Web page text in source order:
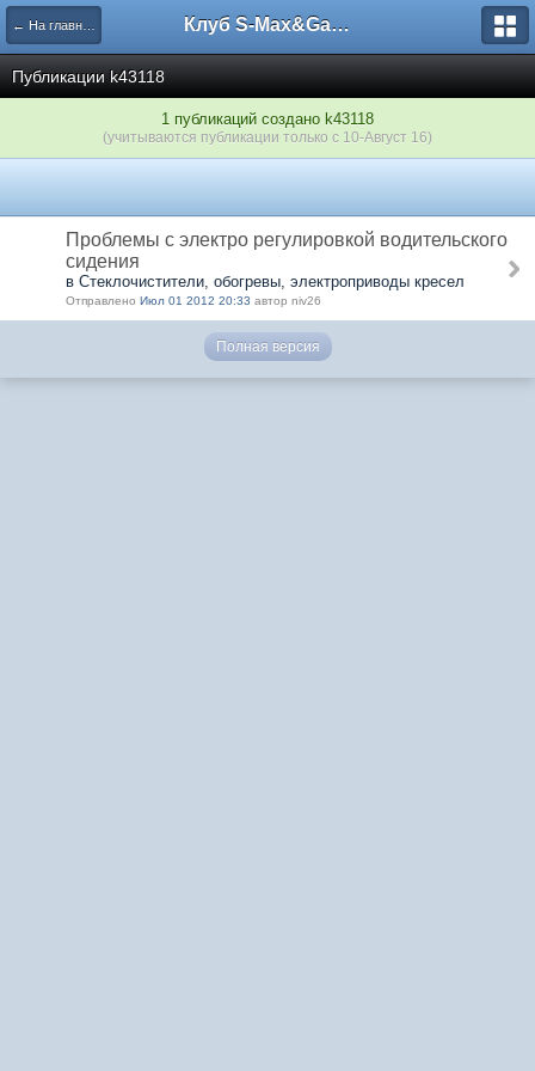
← На главную Клуб S-Max&Galaxy
Публикации k43118
1 публикаций создано k43118
(учитываются публикации только с 10-Август 16)
Проблемы с электро регулировкой водительского
сидения
в Стеклочистители, обогревы, электроприводы кресел
Отправлено Июл 01 2012 20:33 автор niv26
Полная версия